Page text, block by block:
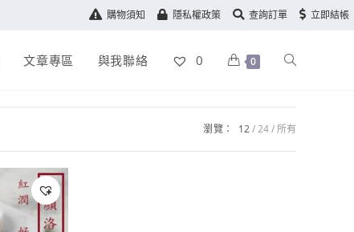
購物須知 隱私權政策 查詢訂單 立即結帳
文章專區 與我聯絡 0 0
瀏覽： 12 24 所有